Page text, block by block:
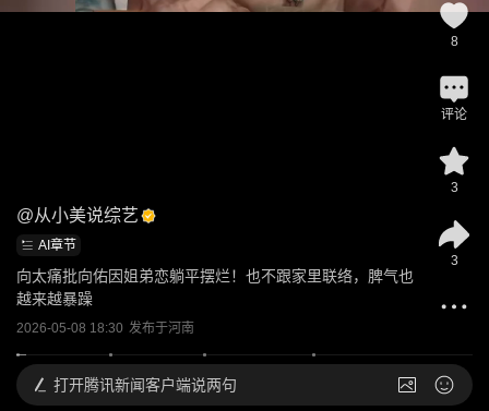
@从小美说综艺
AI章节
向太痛批向佑因姐弟恋躺平摆烂！也不跟家里联络，脾气也
越来越暴躁
2026-05-08 18:30 发布于河南
8
评论
3
3
打开腾讯新闻客户端说两句